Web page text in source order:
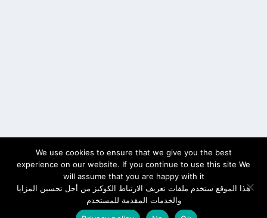
We use cookies to ensure that we give you the best
experience on our website. If you continue to use this site We
will assume that you are happy with it
هذا الموقع ستخدم ملفات تعريف الارتباط الكوكيز من أجل تحسين المزايا
والخدمات المقدمة للمستخدم